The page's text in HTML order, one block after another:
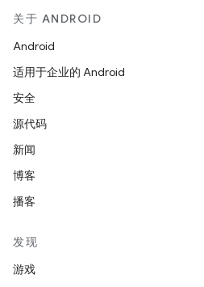
关于 ANDROID
Android
适用于企业的 Android
安全
源代码
新闻
博客
播客
发现
游戏